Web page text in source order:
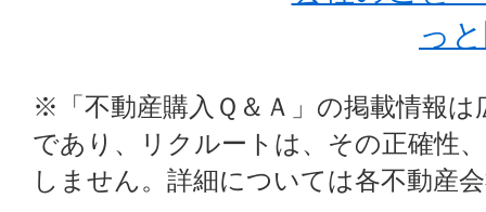
※「不動産購入Ｑ＆Ａ」の掲載情報
であり、リクルートは、その正確性
しません。詳細については各不動産